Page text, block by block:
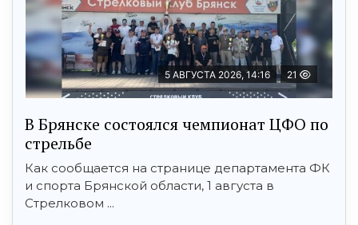
5 АВГУСТА 2026, 14:16 21
В Брянске состоялся чемпионат ЦФО по
стрельбе
Как сообщается на странице департамента ФК
и спорта Брянской области, 1 августа в
Стрелковом ...